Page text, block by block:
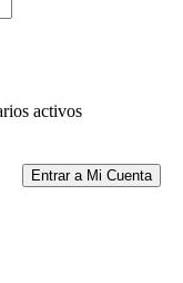
activos
Entrar a Mi Cuenta